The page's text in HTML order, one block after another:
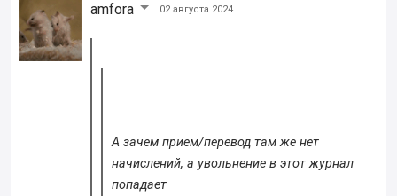
amfora 02 августа 2024
А зачем прием/перевод там же нет
начислений, а увольнение в этот журнал
попадает